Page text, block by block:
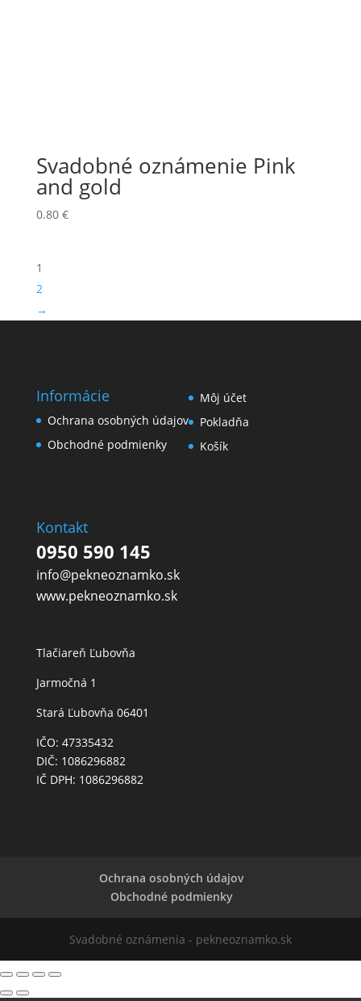
Svadobné oznámenie Pink
and gold
0.80 €
1
2
→
Informácie
Ochrana osobných údajov
Obchodné podmienky
Môj účet
Pokladňa
Košík
Kontakt
0950 590 145
info@pekneoznamko.sk
www.pekneoznamko.sk
Tlačiareň Ľubovňa
Jarmočná 1
Stará Ľubovňa 06401
IČO: 47335432
DIČ: 1086296882
IČ DPH: 1086296882
Ochrana osobných údajov
Obchodné podmienky
Svadobné oznámenia - pekneoznamko.sk